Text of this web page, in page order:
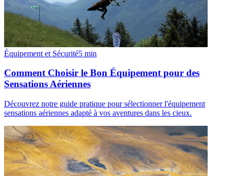
Équipement et Sécurité5 min
Comment Choisir le Bon Équipement pour des
Sensations Aériennes
Découvrez notre guide pratique pour sélectionner l'équipement
sensations aériennes adapté à vos aventures dans les cieux.